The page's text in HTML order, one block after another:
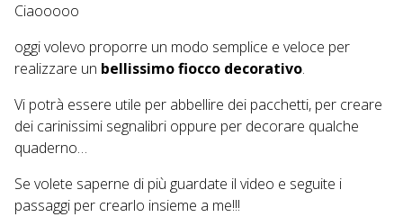
Ciaooooo
oggi volevo proporre un modo semplice e veloce per
realizzare un bellissimo fiocco decorativo.
Vi potrà essere utile per abbellire dei pacchetti, per creare
dei carinissimi segnalibri oppure per decorare qualche
quaderno…
Se volete saperne di più guardate il video e seguite i
passaggi per crearlo insieme a me!!!